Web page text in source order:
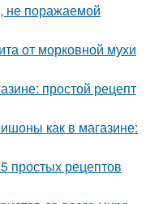
не поражаемой
от морковной мухи
простой рецепт
как в магазине:
простых рецептов